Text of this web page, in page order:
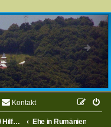
Kontakt
Nützliches / Hilfe zu Rumänien Ehe in Rumänien